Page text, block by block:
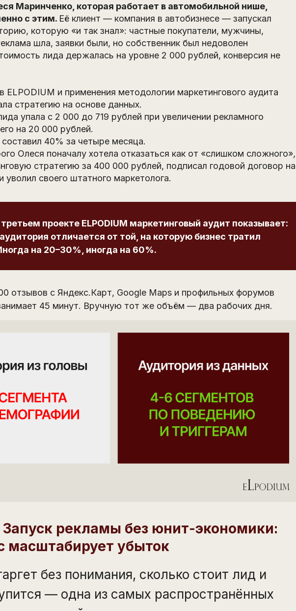
Маринченко, которая работает в автомобильной нише,
с этим. Её клиент — компания в автобизнесе — запускал
которую «и так знал»: частные покупатели, мужчины,
шла, заявки были, но собственник был недоволен
лида держалась на уровне 2 000 рублей, конверсия не
ELPODIUM и применения методологии маркетингового аудита
стратегию на основе данных.
упала с 2 000 до 719 рублей при увеличении рекламного
на 20 000 рублей.
составил 40% за четыре месяца.
Олеся поначалу хотела отказаться как от «слишком сложного»,
стратегию за 400 000 рублей, подписал годовой договор на
уволил своего штатного маркетолога.
проекте ELPODIUM маркетинговый аудит показывает:
отличается от той, на которую бизнес тратил
на 20–30%, иногда на 60%.
отзывов с Яндекс.Карт, Google Maps и профильных форумов
45 минут. Вручную тот же объём — два рабочих дня.
рекламы без юнит-экономики:
масштабирует убыток
без понимания, сколько стоит лид и
— одна из самых распространённых